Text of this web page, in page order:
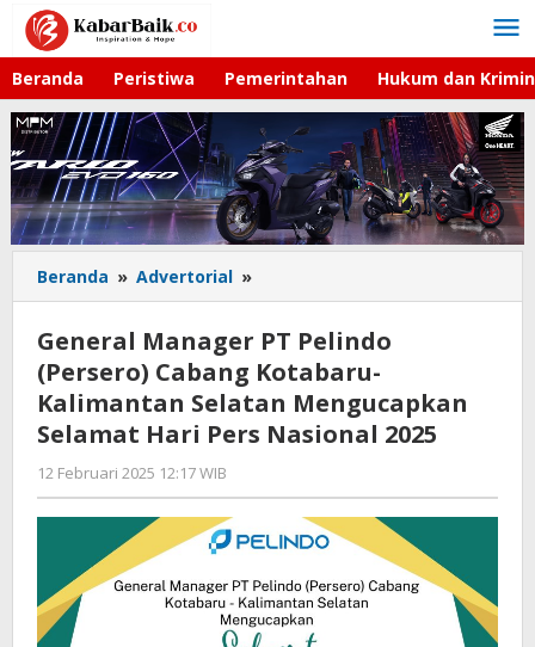
Lewati
konten
Beranda Peristiwa Pemerintahan Hukum dan
Beranda » Advertorial »
Manager
Pelindo
(Persero)
Cabang
Kotabaru-
Mengucapkan
Selamat
Hari
Pers
Nasional
2025
General Manager PT Pelindo
(Persero) Cabang Kotabaru-
Kalimantan Selatan Mengucapkan
Selamat Hari Pers Nasional 2025
12 Februari 2025 12:17 WIB
Lilis